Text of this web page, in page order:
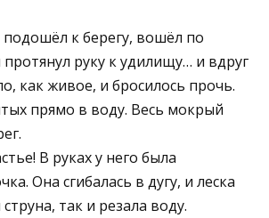
подошёл к берегу, вошёл по
руку к удилищу… и вдруг
как живое, и бросилось прочь.
прямо в воду. Весь мокрый
В руках у него была
Она сгибалась в дугу, и леска
так и резала воду.